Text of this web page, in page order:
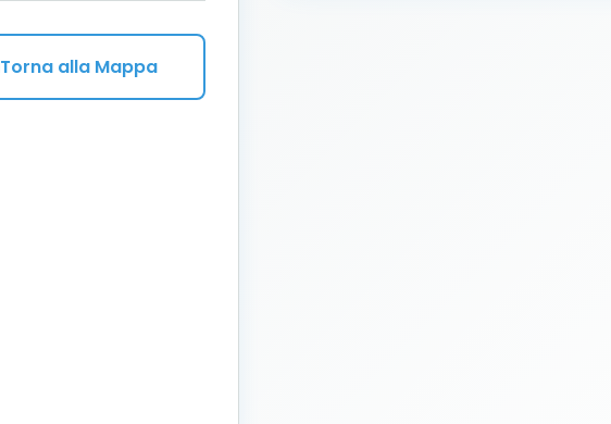
Torna alla Mappa